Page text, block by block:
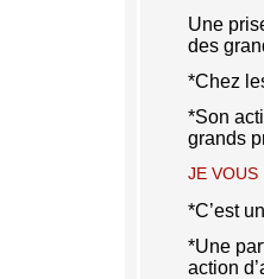
Une
des
*Chez
*Son
grands
JE VOUS
*C’est
*Une
action